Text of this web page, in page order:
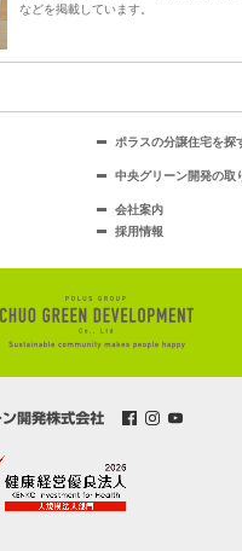
などを掲載しています。
ポラスの分譲住宅を探
中央グリーン開発の取
会社案内
採用情報